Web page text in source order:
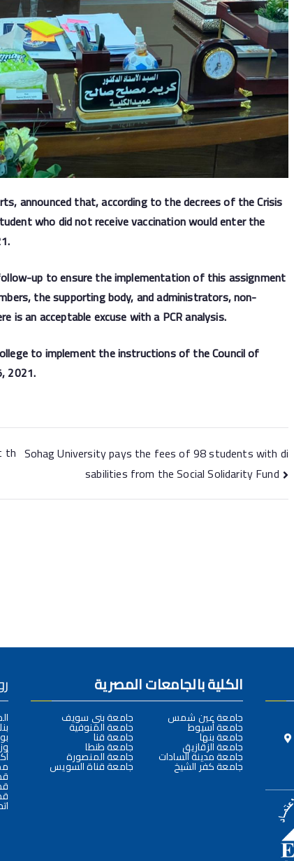
announced that, according to the decrees of the Crisis
who did not receive vaccination would enter the
up to ensure the implementation of this assignment
the supporting body, and administrators, non-
an acceptable excuse with a PCR analysis.
to implement the instructions of the Council of
2021.
th Sohag University pays the fees of 98 students with di
sabilities from the Social Solidarity Fund
الكلية بالجامعات المصرية
جامعة عين شمس
جامعة أسيوط
جامعة بنها
جامعة الزقازيق
جامعة مدينة السادات
جامعة كفر الشيخ
جامعة بني سويف
جامعة المنوفية
جامعة قنا
جامعة طنطا
جامعة المنصورة
جامعة قناة السويس